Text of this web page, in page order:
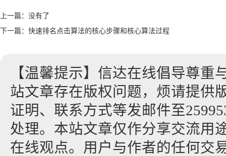
上一篇：没有了
下一篇： 快速排名点击算法的核心步骤和核心算法过程
【温馨提示】信达在线倡导尊重
站文章存在版权问题，烦请提供
证明、联系方式等发邮件至
处理。本站文章仅作分享交流用
在线观点。用户与作者的任何交